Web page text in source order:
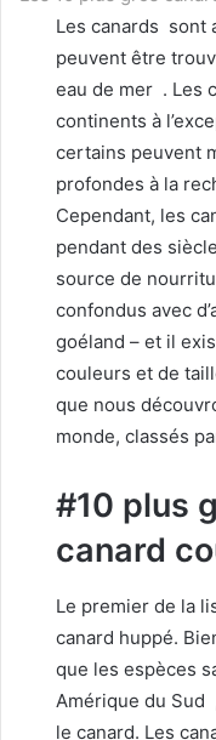
Les canards sont
peuvent être
eau de mer . Les
continents à
certains peuvent
profondes à la
Cependant, les
pendant des
source de
confondus avec
goéland – et il
couleurs et de
que nous
monde, classés
#10 plus
canard
Le premier de la
canard huppé.
que les espèces
Amérique du Sud
le canard. Les